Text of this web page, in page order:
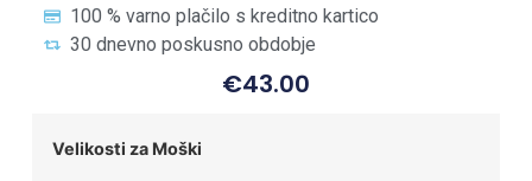
100 % varno plačilo s kreditno kartico
30 dnevno poskusno obdobje
€43.00
Velikosti za Moški